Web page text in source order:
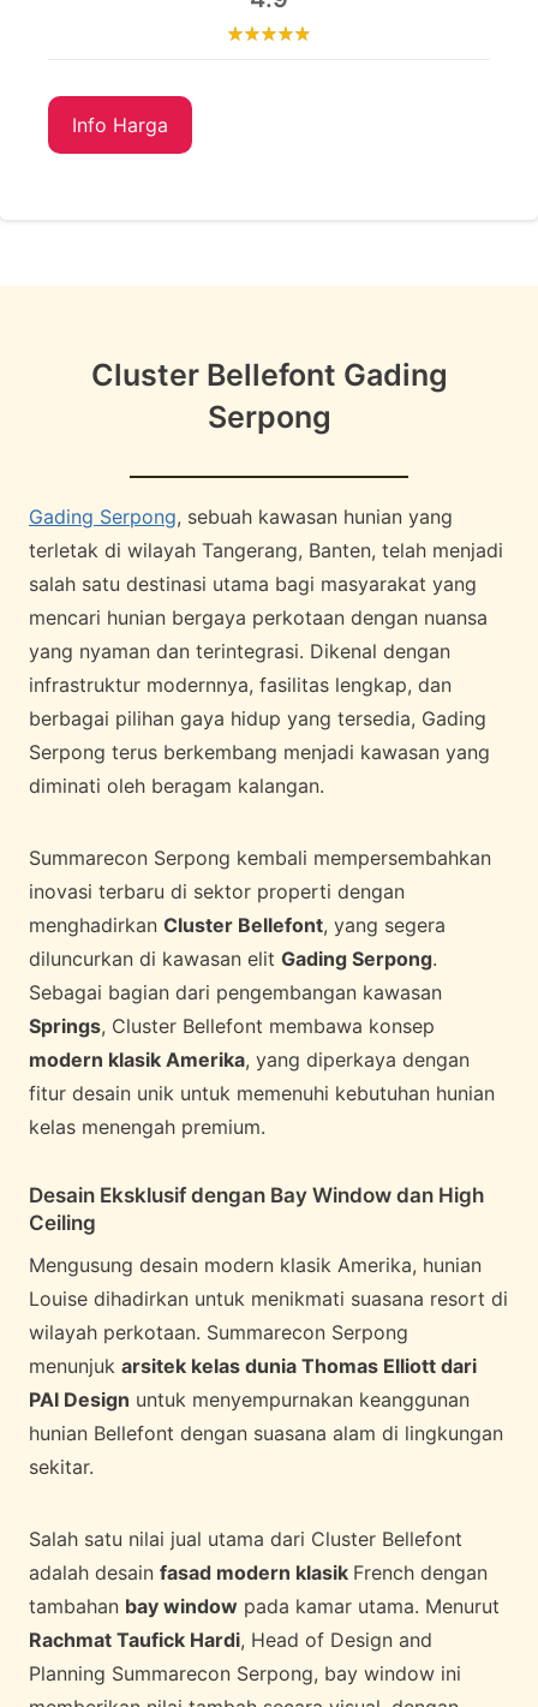
Info Harga
Cluster Bellefont Gading
Serpong
Gading Serpong, sebuah kawasan hunian yang
terletak di wilayah Tangerang, Banten, telah menjadi
salah satu destinasi utama bagi masyarakat yang
mencari hunian bergaya perkotaan dengan nuansa
yang nyaman dan terintegrasi. Dikenal dengan
infrastruktur modernnya, fasilitas lengkap, dan
berbagai pilihan gaya hidup yang tersedia, Gading
Serpong terus berkembang menjadi kawasan yang
diminati oleh beragam kalangan.
Summarecon Serpong kembali mempersembahkan
inovasi terbaru di sektor properti dengan
menghadirkan Cluster Bellefont, yang segera
diluncurkan di kawasan elit Gading Serpong.
Sebagai bagian dari pengembangan kawasan
Springs, Cluster Bellefont membawa konsep
modern klasik Amerika, yang diperkaya dengan
fitur desain unik untuk memenuhi kebutuhan hunian
kelas menengah premium.
Desain Eksklusif dengan Bay Window dan High
Ceiling
Mengusung desain modern klasik Amerika, hunian
Louise dihadirkan untuk menikmati suasana resort di
wilayah perkotaan. Summarecon Serpong
menunjuk arsitek kelas dunia Thomas Elliott dari
PAI Design untuk menyempurnakan keanggunan
hunian Bellefont dengan suasana alam di lingkungan
sekitar.
Salah satu nilai jual utama dari Cluster Bellefont
adalah desain fasad modern klasik French dengan
tambahan bay window pada kamar utama. Menurut
Rachmat Taufick Hardi, Head of Design and
Planning Summarecon Serpong, bay window ini